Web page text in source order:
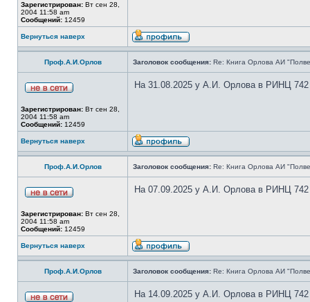
Зарегистрирован: Вт сен 28,
2004 11:58 am
Сообщений: 12459
Вернуться наверх
Проф.А.И.Орлов Заголовок сообщения: Re: Книга Орлова АИ
Зарегистрирован: Вт сен 28,
2004 11:58 am
Сообщений: 12459
На 31.08.2025 у А.И. Орлова в РИНЦ 742
Вернуться наверх
Проф.А.И.Орлов Заголовок сообщения: Re: Книга Орлова АИ
Зарегистрирован: Вт сен 28,
2004 11:58 am
Сообщений: 12459
На 07.09.2025 у А.И. Орлова в РИНЦ 742
Вернуться наверх
Проф.А.И.Орлов Заголовок сообщения: Re: Книга Орлова АИ
На 14.09.2025 у А.И. Орлова в РИНЦ 742